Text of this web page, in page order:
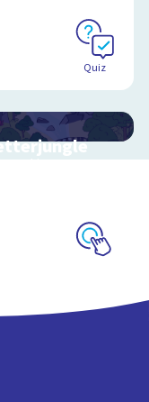
Quiz